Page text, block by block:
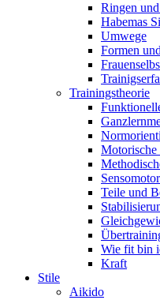
Ringen
Habemas
Umwege
Formen
Trainingstheorie
Motorische
Teile und
Wie fit bin
Kraft
Stile
Aikido